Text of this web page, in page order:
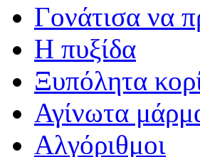
Γονάτισα να
Η πυξίδα
Ξυπόλητα
Αγίνωτα
Αλγόριθμοι